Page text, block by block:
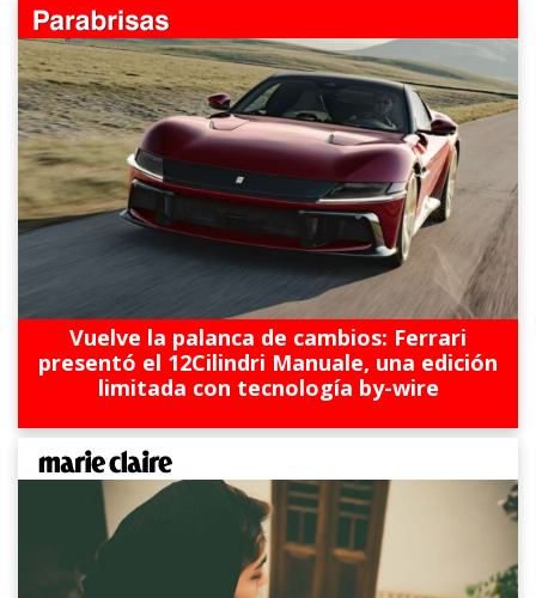
Vuelve la palanca de cambios: Ferrari
presentó el 12Cilindri Manuale, una edición
limitada con tecnología by-wire